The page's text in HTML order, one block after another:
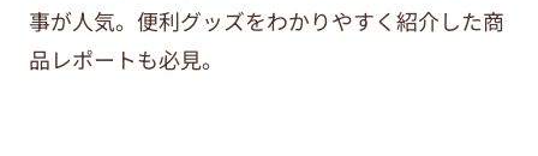
事が人気。便利グッズをわかりやすく紹介した商
品レポートも必見。